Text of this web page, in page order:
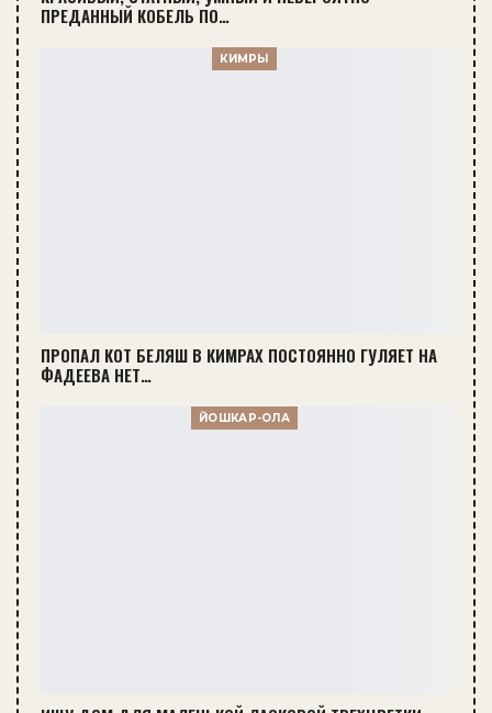
ПРЕДАННЫЙ КОБЕЛЬ ПО…
КИМРЫ
ПРОПАЛ КОТ БЕЛЯШ В КИМРАХ ПОСТОЯННО ГУЛЯЕТ НА
ФАДЕЕВА НЕТ…
ЙОШКАР-ОЛА